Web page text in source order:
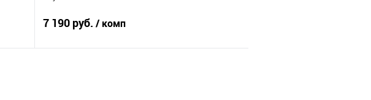
7 190 руб. / комп